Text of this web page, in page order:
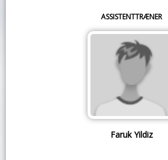
ASSISTENTTRÆNER
Faruk Yildiz